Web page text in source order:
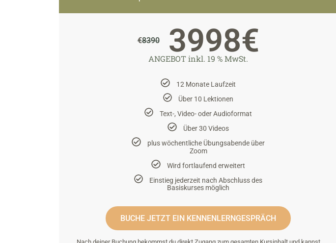
€8390 3998€
ANGEBOT inkl. 19 % MwSt.
12 Monate Laufzeit
Über 10 Lektionen
Text-, Video- oder Audioformat
Über 30 Videos
plus wöchentliche Übungsabende über
Zoom
Wird fortlaufend erweitert
Einstieg jederzeit nach Abschluss des
Basiskurses möglich
BUCHE JETZT EIN KENNENLERNGESPRÄCH